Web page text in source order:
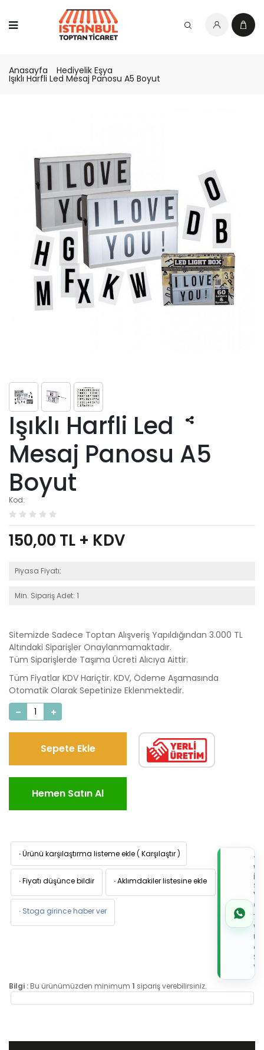
Anasayfa Hediyelik Eşya
Işıklı Harfli Led Mesaj Panosu A5 Boyut
Işıklı Harfli Led
Mesaj Panosu A5
Boyut
Kod:
150,00 TL + KDV
Piyasa Fiyatı:
Min. Sipariş Adet: 1
Sitemizde Sadece Toptan Alışveriş Yapıldığından 3.000 TL
Altındaki Siparişler Onaylanmamaktadır.
Tüm Siparişlerde Taşıma Ücreti Alıcıya Aittir.
Tüm Fiyatlar KDV Hariçtir. KDV, Ödeme Aşamasında
Otomatik Olarak Sepetinize Eklenmektedir.
Sepete Ekle
Hemen Satın Al
·Ürünü karşılaştırma listeme ekle ( Karşılaştır )
·Fiyatı düşünce bildir ·Aklımdakiler listesine ekle
· Stoga girince haber ver
İLE
de
Bilgi : Bu ürünümüzden minimum 1 sipariş verebilirsiniz.